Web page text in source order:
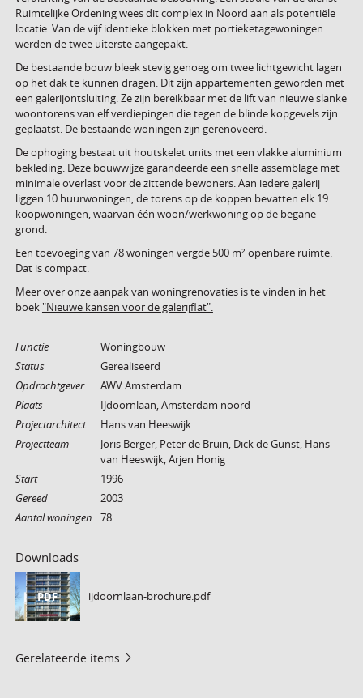
Ruimtelijke Ordening wees dit complex in Noord aan als potentiële
locatie. Van de vijf identieke blokken met portieketagewoningen
werden de twee uiterste aangepakt.
De bestaande bouw bleek stevig genoeg om twee lichtgewicht lagen
op het dak te kunnen dragen. Dit zijn appartementen geworden met
een galerijontsluiting. Ze zijn bereikbaar met de lift van nieuwe slanke
woontorens van elf verdiepingen die tegen de blinde kopgevels zijn
geplaatst. De bestaande woningen zijn gerenoveerd.
De ophoging bestaat uit houtskelet units met een vlakke aluminium
bekleding. Deze bouwwijze garandeerde een snelle assemblage met
minimale overlast voor de zittende bewoners. Aan iedere galerij
liggen 10 huurwoningen, de torens op de koppen bevatten elk 19
koopwoningen, waarvan één woon/werkwoning op de begane
grond.
Een toevoeging van 78 woningen vergde 500 m² openbare ruimte.
Dat is compact.
Meer over onze aanpak van woningrenovaties is te vinden in het
boek "Nieuwe kansen voor de galerijflat".
Functie
Woningbouw
Status
Gerealiseerd
Opdrachtgever
AWV Amsterdam
Plaats
IJdoornlaan, Amsterdam noord
Projectarchitect
Hans van Heeswijk
Projectteam
Joris Berger, Peter de Bruin, Dick de Gunst, Hans
van Heeswijk, Arjen Honig
Start
1996
Gereed
2003
Aantal woningen
78
Downloads
PDF ijdoornlaan-brochure.pdf
Gerelateerde items